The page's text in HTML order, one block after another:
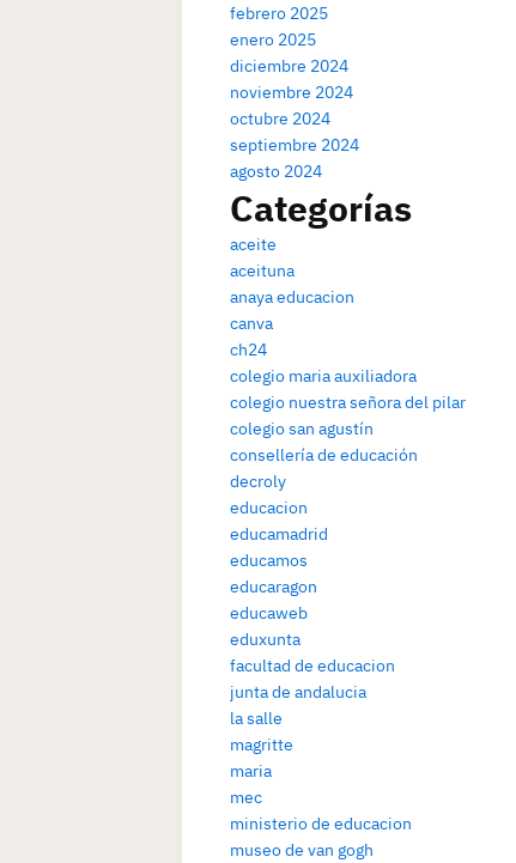
febrero 2025
enero 2025
diciembre 2024
noviembre 2024
octubre 2024
septiembre 2024
agosto 2024
Categorías
aceite
aceituna
anaya educacion
canva
ch24
colegio maria auxiliadora
colegio nuestra señora del pilar
colegio san agustín
consellería de educación
decroly
educacion
educamadrid
educamos
educaragon
educaweb
eduxunta
facultad de educacion
junta de andalucia
la salle
magritte
maria
mec
ministerio de educacion
museo de van gogh